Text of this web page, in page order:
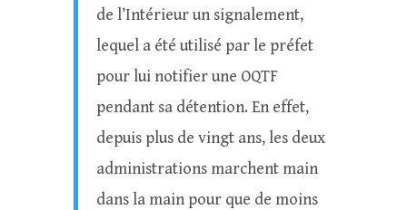
de l’Intérieur un signalement,
lequel a été utilisé par le préfet
pour lui notifier une OQTF
pendant sa détention. En effet,
depuis plus de vingt ans, les deux
administrations marchent main
dans la main pour que de moins